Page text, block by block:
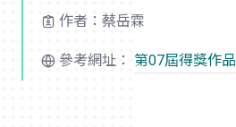
作者：蔡岳霖
參考網址： 第07屆得獎作品